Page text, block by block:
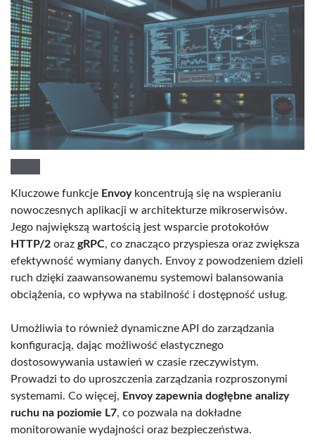
Kluczowe funkcje Envoykoncentrują się na wspieraniu
nowoczesnych aplikacji w architekturze mikroserwisów.
Jego największą wartością jest wsparcie protokołów
HTTP/2 oraz gRPC, co znacząco przyspiesza oraz zwiększa
efektywność wymiany danych. Envoy z powodzeniem dzieli
ruch dzięki zaawansowanemu systemowi balansowania
obciążenia, co wpływa na stabilność i dostępność usług.
Umożliwia to również dynamiczne API do zarządzania
konfiguracją, dając możliwość elastycznego
dostosowywania ustawień w czasie rzeczywistym.
Prowadzi to do uproszczenia zarządzania rozproszonymi
systemami. Co więcej, Envoy zapewnia dogłębne analizy
ruchu na poziomie L7, co pozwala na dokładne
monitorowanie wydajności oraz bezpieczeństwa.